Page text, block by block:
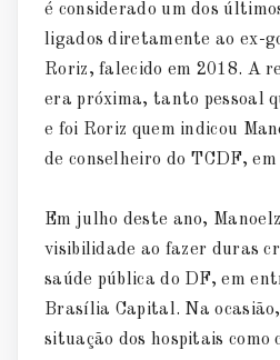
é considerado um dos
ligados diretamente ao ex-
Roriz, falecido em 2018. A
era próxima, tanto pessoal
e foi Roriz quem indicou
de conselheiro do TCDF, em
Em julho deste ano,
visibilidade ao fazer duras
saúde pública do DF, em
Brasília Capital. Na
situação dos hospitais como